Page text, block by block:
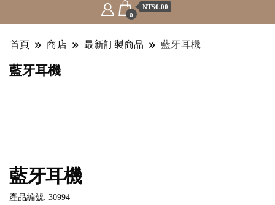
0
NT$0.00
首頁 商店 最新訂製商品 藍牙耳機
藍牙耳機
藍牙耳機
產品編號: 30994